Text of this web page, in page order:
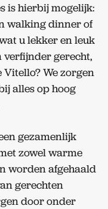
is hierbij mogelijk:
walking dinner of
u lekker en leuk
verfijnder gerecht,
We zorgen
alles op hoog
gezamenlijk
zowel warme
worden afgehaald
gerechten
door onder